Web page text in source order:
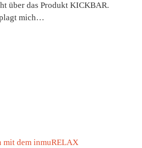
über das Produkt KICKBAR.
mich…
mit dem inmuRELAX